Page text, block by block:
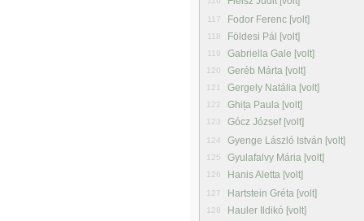
117 Fodor Ferenc [volt]
118 Földesi Pál [volt]
119 Gabriella Gale [volt]
120 Geréb Márta [volt]
121 Gergely Natália [volt]
122 Ghița Paula [volt]
123 Gócz József [volt]
124 Gyenge László István [volt]
125 Gyulafalvy Mária [volt]
126 Hanis Aletta [volt]
127 Hartstein Gréta [volt]
128 Hauler Ildikó [volt]